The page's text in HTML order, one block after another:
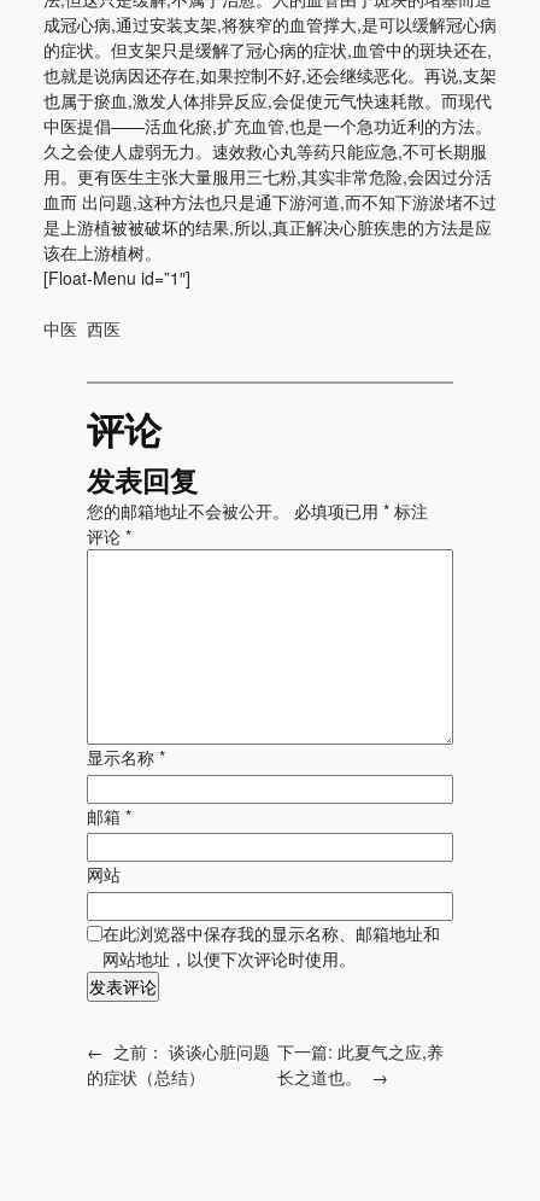
成冠心病,通过安装支架,将狭窄的血管撑大,是可以缓解冠心病
的症状。但支架只是缓解了冠心病的症状,血管中的斑块还在,
也就是说病因还存在,如果控制不好,还会继续恶化。再说,支架
也属于瘀血,激发人体排异反应,会促使元气快速耗散。而现代
中医提倡——活血化瘀,扩充血管,也是一个急功近利的方法。
久之会使人虚弱无力。速效救心丸等药只能应急,不可长期服
用。更有医生主张大量服用三七粉,其实非常危险,会因过分活
血而 出问题,这种方法也只是通下游河道,而不知下游淤堵不过
是上游植被被破坏的结果,所以,真正解决心脏疾患的方法是应
该在上游植树。
[Float-Menu id=”1″]
中医 西医
评论
发表回复
您的邮箱地址不会被公开。 必填项已用 *标注
评论 *
显示名称 *
邮箱 *
网站
在此浏览器中保存我的显示名称、邮箱地址和
网站地址，以便下次评论时使用。
← 之前： 谈谈心脏问题
的症状（总结）
下一篇: 此夏气之应,养
长之道也。
→